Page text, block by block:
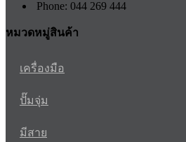
Phone: 044 269 444
หมวดหมู่สินค้า
เครื่องมือ
ปั๊มจุ่ม
มีสาย